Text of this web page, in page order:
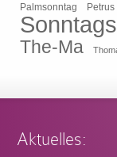
Palmsonntag Petrus
The-Ma
Aktuelles: